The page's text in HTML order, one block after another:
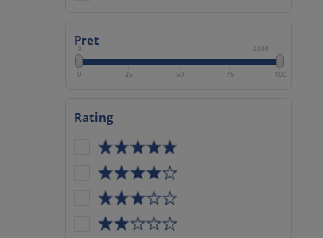
Pret
0 2500
0 25 50 75 100
Rating